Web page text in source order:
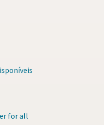
for all